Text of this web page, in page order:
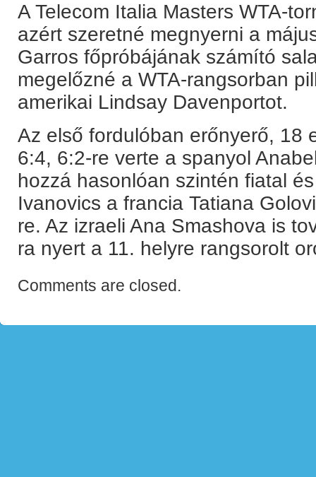
A Telecom Italia Masters WTA-
azért szeretné megnyerni a
Garros főpróbájának számító
megelőzné a WTA-rangsorban
amerikai Lindsay Davenportot.
Az első fordulóban erőnyerő, 18
6:4, 6:2-re verte a spanyol
hozzá hasonlóan szintén fiatal
Ivanovics a francia Tatiana
re. Az izraeli Ana Smashova is
ra nyert a 11. helyre rangsorolt
Comments are closed.